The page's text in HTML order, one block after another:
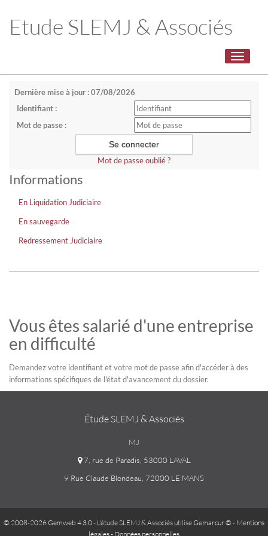
Etude SLEMJ & Associés
Toggle
Dernière mise à jour : 07/08/2026
Identifiant :
Mot de passe :
Mot de passe oublié ?
Informations
En Liquidation Judiciaire
En sauvegarde
Redressement Judiciaire
Vous êtes salarié d'une entreprise
en difficulté
Demandez votre identifiant et votre mot de passe afin d'accéder à des
informations spécifiques de l'état d'avancement du dossier.
Étude SLEMJ & Associés
MJ
7, rue de Paradis, 53000 LAVAL
9 Rue Claude Blondeau, 72000 LE MANS
© 2008-2026 Gemweb 4.3.0- L'étude SLEMJ & Associés utiliseGemarcur © - Mentions
légales- Données personnelles